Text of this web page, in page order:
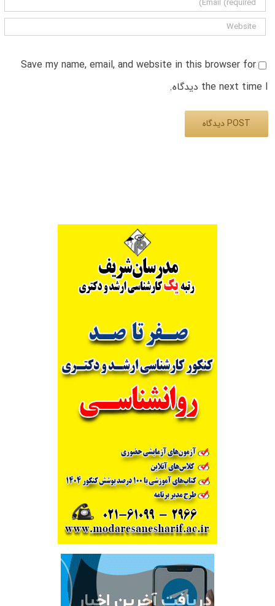
Save my name, email, and website in this browser for
the next time I دیدگاه.